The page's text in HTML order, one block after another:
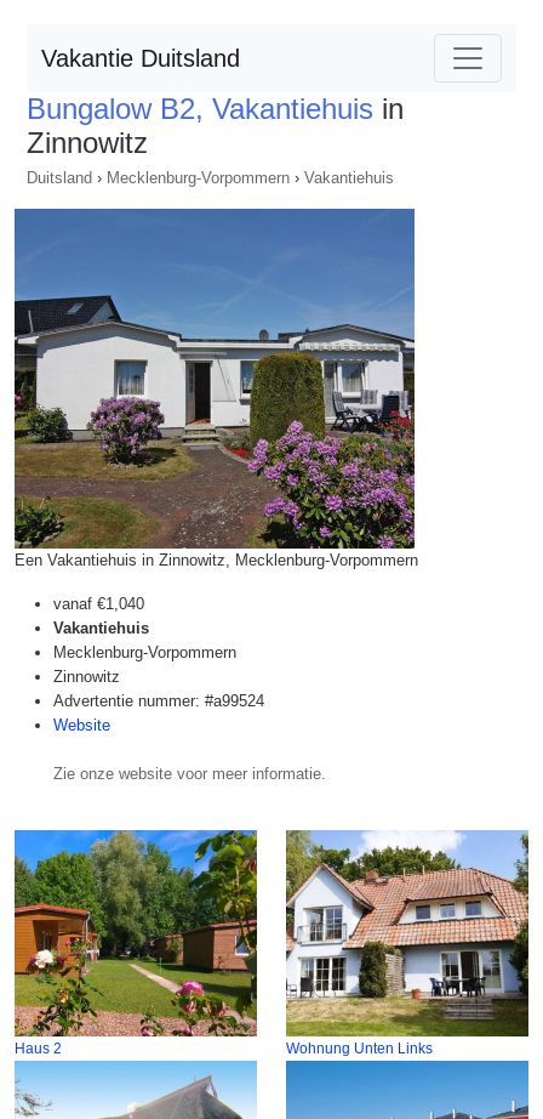
Vakantie Duitsland
Bungalow B2, Vakantiehuis in
Zinnowitz
Duitsland › Mecklenburg-Vorpommern › Vakantiehuis
Een Vakantiehuis in Zinnowitz, Mecklenburg-Vorpommern
vanaf €1,040
Vakantiehuis
Mecklenburg-Vorpommern
Zinnowitz
Advertentie nummer: #a99524
Website
Zie onze website voor meer informatie.
Haus 2 Wohnung Unten Links